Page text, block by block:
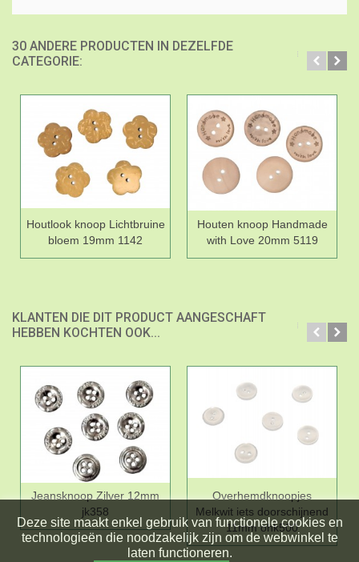
30 ANDERE PRODUCTEN IN DEZELFDE
CATEGORIE:
Houtlook knoop Lichtbruine
bloem 19mm 1142
Houten knoop Handmade
with Love 20mm 5119
KLANTEN DIE DIT PRODUCT AANGESCHAFT
HEBBEN KOCHTEN OOK...
Jeansknoop Zilver 12mm
jk358
Overhemdknoopjes
Melkwit iets doorschijnend
11mm ohk500
Deze site maakt enkel gebruik van functionele cookies en
technologieën die noodzakelijk zijn om de webwinkel te
laten functioneren.